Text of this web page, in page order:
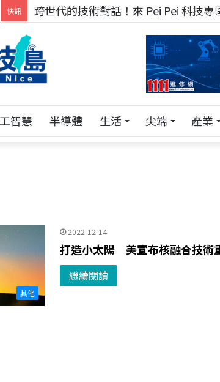
快訊 跨世代的技術對話！來 Pei Pei 科技
智慧 半導體 生活 尖端 產業
其他
2022-12-14
打造小太陽 美宣布核融合技術
繼續閱讀